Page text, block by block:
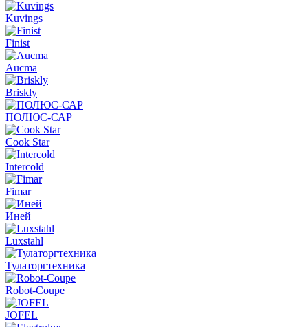
Kuvings
Finist
Aucma
Briskly
ПОЛЮС-САР
Cook Star
Intercold
Fimar
Иней
Luxstahl
Тулаторгтехника
Robot-Coupe
JOFEL